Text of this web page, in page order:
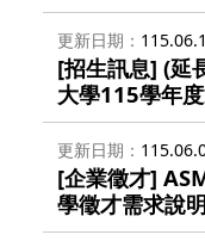
更新日期
[招生訊息] (延
大學115學年
更新日期
[企業徵才]
學徵才需求說